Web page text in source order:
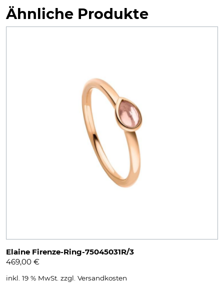
Ähnliche Produkte
Elaine Firenze-Ring-75045031R/3
469,00 €
inkl. 19 % MwSt. zzgl. Versandkosten